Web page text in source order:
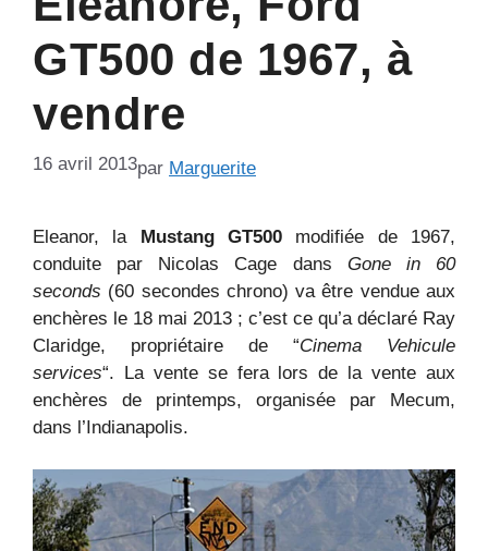
GT500 de 1967, à
vendre
16 avril 2013par Marguerite
Eleanor, la Mustang GT500 modifiée de 1967,
conduite par Nicolas Cage dans Gone in 60
seconds (60 secondes chrono) va être vendue aux
enchères le 18 mai 2013 ; c’est ce qu’a déclaré Ray
Claridge, propriétaire de “Cinema Vehicule
services“. La vente se fera lors de la vente aux
enchères de printemps, organisée par Mecum,
dans l’Indianapolis.